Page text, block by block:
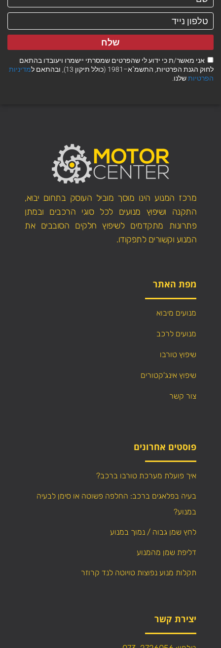
אני מאשר/ת כי ידוע לי שהפרטים שמסרתי יישמרו ויעובדו בהתאם
לחוק הגנת הפרטיות, התשמ"א–1981 (כולל תיקון 13), ובהתאם ל
מדיניות
הפרטיותשלנו.
שלח
מרכז המנוע הינו מוסך מוביל העוסק בתחום יבוא,
התקנה ושיפוץ מנועים לכל סוגי הרכבים ובמתן
פתרונות מתקדמים לשיפוץ חלקים הסובבים את
המנוע וקשורים לתפקודו.
מפת האתר
מנועים מיבוא
מנועים לרכב
שיפוץ טורבו
שיפוץ אינג'קטורים
צור קשר
פוסטים אחרונים
איך פועלת מערכת טורבו ברכב?
בעיה בפלאגים ברכב: החלפה פשוטה או סימן לבעיה
במנוע?
לחץ שמן גבוה / נמוך במנוע
דליפת שמן מהמנוע
תקלות מנוע נפוצות טויוטה לנד קרוזר
יצירת קשר